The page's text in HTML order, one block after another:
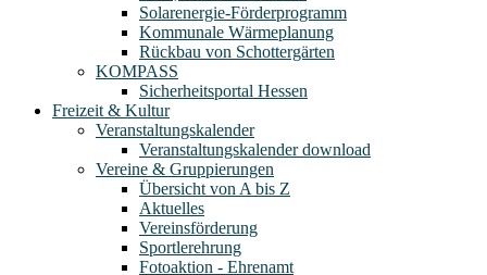
Solarenergie-Förderprogramm
Kommunale Wärmeplanung
Rückbau von Schottergärten
KOMPASS
Sicherheitsportal Hessen
Freizeit & Kultur
Veranstaltungskalender
Veranstaltungskalender download
Vereine & Gruppierungen
Übersicht von A bis Z
Aktuelles
Vereinsförderung
Sportlerehrung
Fotoaktion - Ehrenamt